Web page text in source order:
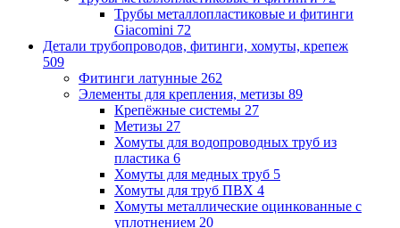
Трубы металлопластиковые и фитинги
Giacomini 72
Детали трубопроводов, фитинги, хомуты, крепеж
509
Фитинги латунные 262
Элементы для крепления, метизы 89
Крепёжные системы 27
Метизы 27
Хомуты для водопроводных труб из
пластика 6
Хомуты для медных труб 5
Хомуты для труб ПВХ 4
Хомуты металлические оцинкованные с
уплотнением 20